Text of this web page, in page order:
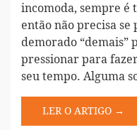
incomoda, sempre é
então não precisa
demorado “demais”
pressionar para
seu tempo. Alguma
LER O ARTIGO →